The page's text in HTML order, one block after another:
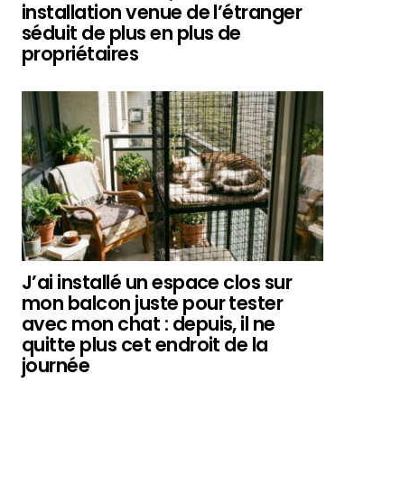
installation venue de l’étranger
séduit de plus en plus de
propriétaires
J’ai installé un espace clos sur
mon balcon juste pour tester
avec mon chat : depuis, il ne
quitte plus cet endroit de la
journée